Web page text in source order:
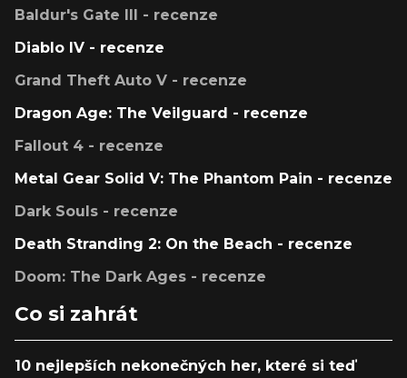
Baldur's Gate III - recenze
Diablo IV - recenze
Grand Theft Auto V - recenze
Dragon Age: The Veilguard - recenze
Fallout 4 - recenze
Metal Gear Solid V: The Phantom Pain - recenze
Dark Souls - recenze
Death Stranding 2: On the Beach - recenze
Doom: The Dark Ages - recenze
Co si zahrát
10 nejlepších nekonečných her, které si teď